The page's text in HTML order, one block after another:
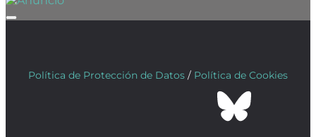
Política de Protección de Datos / Política de Cookies